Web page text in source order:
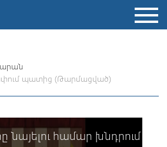
պատից (Թարմացված)
նայելու համար խնդրում